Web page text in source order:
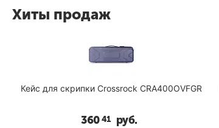
Хиты продаж
Кейс для скрипки Crossrock CRA400OVFGR
36041 руб.